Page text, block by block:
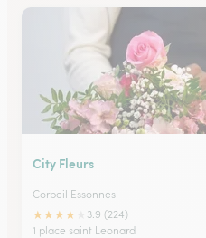
City Fleurs
Corbeil Essonnes
★★★★
3.9 (224)
1 place saint Leonard